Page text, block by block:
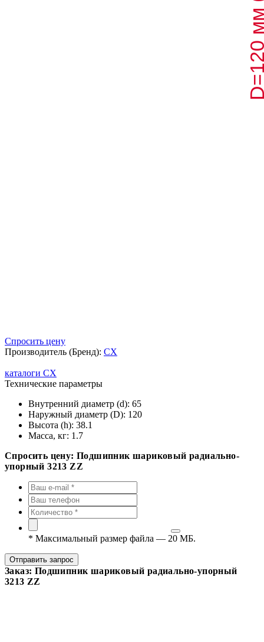
Спросить цену
Производитель (Бренд): CX
каталоги CX
Технические параметры
Внутренний диаметр (d): 65
Наружный диаметр (D): 120
Высота (h): 38.1
Масса, кг: 1.7
Спросить цену: Подшипник шариковый радиально-
упорный 3213 ZZ
* Максимальный размер файла — 20 МБ.
Отправить запрос
Заказ: Подшипник шариковый радиально-упорный
3213 ZZ